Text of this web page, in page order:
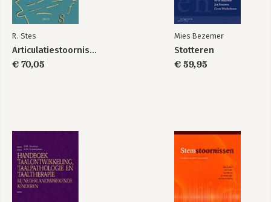
R. Stes
Articulatiestoornissen
€ 70,05
Mies Bezemer
Stotteren
€ 59,95